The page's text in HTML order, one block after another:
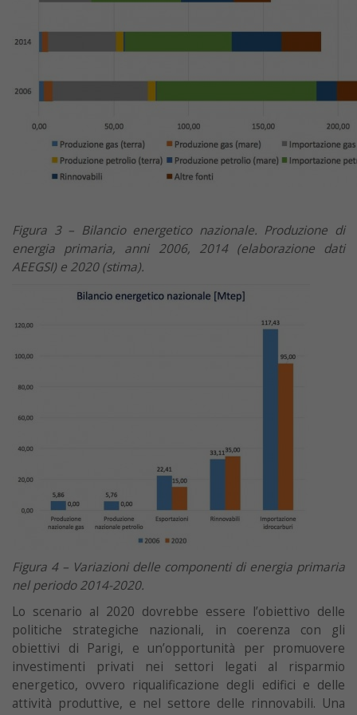
Figura 3 – Bilancio energetico nazionale. Produzione di
energia primaria, anni 2006, 2014 (elaborazione dati
AEEGSI) e 2020 (stima).
Figura 4 – Variazioni delle componenti di energia primaria
nel periodo 2014-2020.
Lo scenario al 2020 dovrebbe essere l’obiettivo delle
politiche strategiche nazionali, in coerenza con gli
obiettivi di Parigi, e un’opportunità per promuovere
investimenti privati nei settori legati al risparmio
energetico, ovvero riqualificazione degli edifici e delle
attività produttive, e nel settore delle rinnovabili. Una